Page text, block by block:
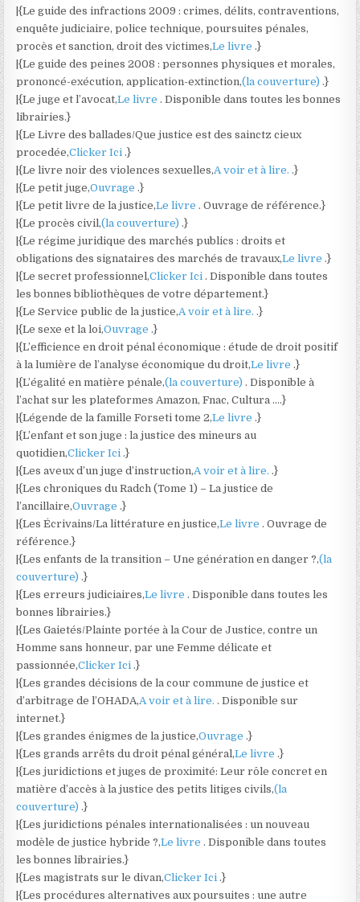
|{Le guide des infractions 2009 : crimes, délits, contraventions,
enquête judiciaire, police technique, poursuites pénales,
procès et sanction, droit des victimes,Le livre.}
|{Le guide des peines 2008 : personnes physiques et morales,
prononcé-exécution, application-extinction,(la couverture).}
|{Le juge et l’avocat,Le livre. Disponible dans toutes les bonnes
librairies.}
|{Le Livre des ballades/Que justice est des sainctz cieux
procedée,Clicker Ici.}
|{Le livre noir des violences sexuelles,A voir et à lire..}
|{Le petit juge,Ouvrage.}
|{Le petit livre de la justice,Le livre. Ouvrage de référence.}
|{Le procès civil,(la couverture).}
|{Le régime juridique des marchés publics : droits et
obligations des signataires des marchés de travaux,Le livre.}
|{Le secret professionnel,Clicker Ici. Disponible dans toutes
les bonnes bibliothèques de votre département.}
|{Le Service public de la justice,A voir et à lire..}
|{Le sexe et la loi,Ouvrage.}
|{L’efficience en droit pénal économique : étude de droit positif
à la lumière de l’analyse économique du droit,Le livre.}
|{L’égalité en matière pénale,(la couverture). Disponible à
l’achat sur les plateformes Amazon, Fnac, Cultura ….}
|{Légende de la famille Forseti tome 2,Le livre.}
|{L’enfant et son juge : la justice des mineurs au
quotidien,Clicker Ici.}
|{Les aveux d’un juge d’instruction,A voir et à lire..}
|{Les chroniques du Radch (Tome 1) – La justice de
l’ancillaire,Ouvrage.}
|{Les Écrivains/La littérature en justice,Le livre. Ouvrage de
référence.}
|{Les enfants de la transition – Une génération en danger ?,(la
couverture).}
|{Les erreurs judiciaires,Le livre. Disponible dans toutes les
bonnes librairies.}
|{Les Gaietés/Plainte portée à la Cour de Justice, contre un
Homme sans honneur, par une Femme délicate et
passionnée,Clicker Ici.}
|{Les grandes décisions de la cour commune de justice et
d’arbitrage de l’OHADA,A voir et à lire.. Disponible sur
internet.}
|{Les grandes énigmes de la justice,Ouvrage.}
|{Les grands arrêts du droit pénal général,Le livre.}
|{Les juridictions et juges de proximité: Leur rôle concret en
matière d’accès à la justice des petits litiges civils,(la
couverture).}
|{Les juridictions pénales internationalisées : un nouveau
modèle de justice hybride ?,Le livre. Disponible dans toutes
les bonnes librairies.}
|{Les magistrats sur le divan,Clicker Ici.}
|{Les procédures alternatives aux poursuites : une autre